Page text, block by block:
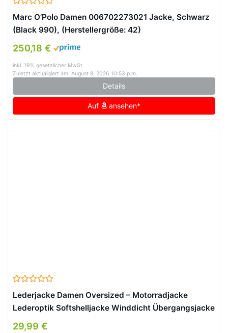
Marc O’Polo Damen 006702273021 Jacke, Schwarz
(Black 990), (Herstellergröße: 42)
250,18 €
inkl. 19% gesetzlicher MwSt.
Zuletzt aktualisiert am: August 8, 2026 10:53 p.m.
Details
Auf ansehen*
Lederjacke Damen Oversized – Motorradjacke
Lederoptik Softshelljacke Winddicht Übergangsjacke
Reverskragen Sweatjacke Hip Hop Bikejacke Festlich
29,99 €